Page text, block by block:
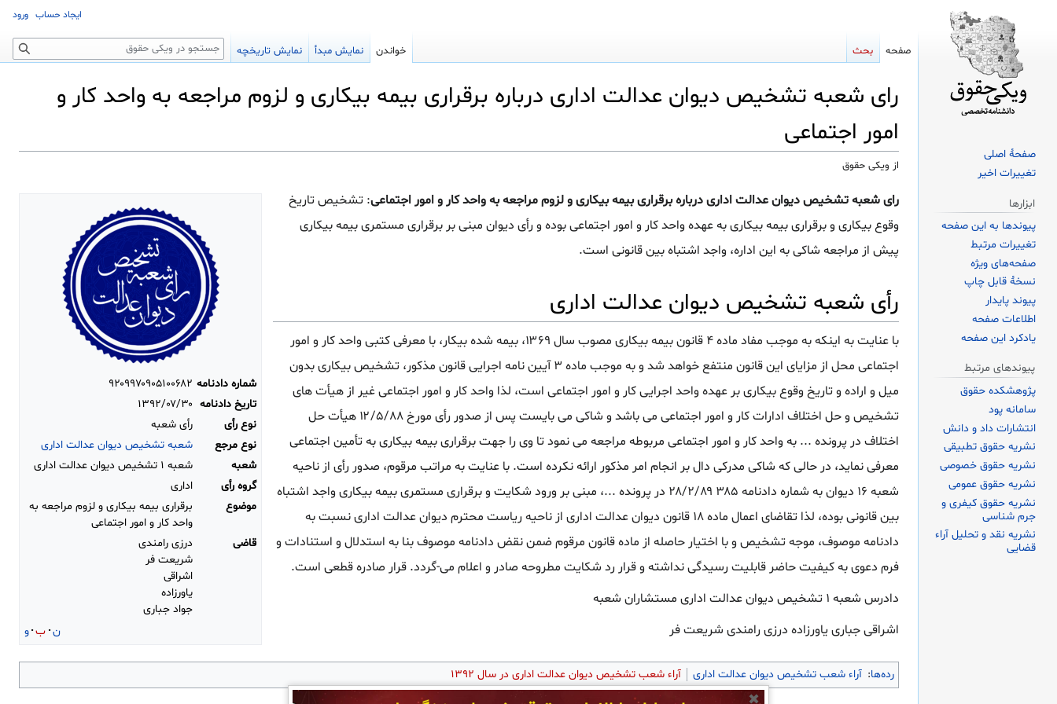
رای شعبه تشخیص دیوان عدالت اداری درباره برقراری بیمه بیکاری و لزوم مراجعه به واحد کار و
امور اجتماعی
از ویکی حقوق
پرش
ناوبری
پرش
جستجو
شماره دادنامه ۹۲۰۹۹۷۰۹۰۵۱۰۰۶۸۲
تاریخ دادنامه ۱۳۹۲/۰۷/۳۰
نوع رأی
رأی شعبه
نوع مرجع
شعبه تشخیص دیوان عدالت اداری
شعبه
شعبه ۱ تشخیص دیوان عدالت اداری
گروه رأی
اداری
موضوع
برقراری بیمه بیکاری و لزوم مراجعه به
واحد کار و امور اجتماعی
قاضی
درزی رامندی
شریعت فر
اشراقی
یاورزاده
جواد جباری
ن ب و
رای شعبه تشخیص دیوان عدالت اداری درباره برقراری بیمه بیکاری و لزوم مراجعه به واحد کار و امور اجتماعی: تشخیص تاریخ
وقوع بیکاری و برقراری بیمه بیکاری به عهده واحد کار و امور اجتماعی بوده و رأی دیوان مبنی بر برقراری مستمری بیمه بیکاری
پیش از مراجعه شاکی به این اداره، واجد اشتباه بین قانونی است.
رأی شعبه تشخیص دیوان عدالت اداری
با عنایت به اینکه به موجب مفاد ماده ۴ قانون بیمه بیکاری مصوب سال ۱۳۶۹، بیمه شده بیکار، با معرفی کتبی واحد کار و امور
اجتماعی محل از مزایای این قانون منتفع خواهد شد و به موجب ماده ۳ آیین نامه اجرایی قانون مذکور، تشخیص بیکاری بدون
میل و اراده و تاریخ وقوع بیکاری بر عهده واحد اجرایی کار و امور اجتماعی است، لذا واحد کار و امور اجتماعی غیر از هیأت های
تشخیص و حل اختلاف ادارات کار و امور اجتماعی می باشد و شاکی می بایست پس از صدور رأی مورخ ۱۲/۵/۸۸ هیأت حل
اختلاف در پرونده ... به واحد کار و امور اجتماعی مربوطه مراجعه می نمود تا وی را جهت برقراری بیمه بیکاری به تأمین اجتماعی
معرفی نماید، در حالی که شاکی مدرکی دال بر انجام امر مذکور ارائه نکرده است. با عنایت به مراتب مرقوم، صدور رأی از ناحیه
شعبه ۱۶ دیوان به شماره دادنامه ۳۸۵ ۲۸/۲/۸۹ در پرونده ...، مبنی بر ورود شکایت و برقراری مستمری بیمه بیکاری واجد اشتباه
بین قانونی بوده، لذا تقاضای اعمال ماده ۱۸ قانون دیوان عدالت اداری از ناحیه ریاست محترم دیوان عدالت اداری نسبت به
دادنامه موصوف، موجه تشخیص و با اختیار حاصله از ماده قانون مرقوم ضمن نقض دادنامه موصوف بنا به استدلال و استنادات و
فرم دعوی به کیفیت حاضر قابلیت رسیدگی نداشته و قرار رد شکایت مطروحه صادر و اعلام می-گردد. قرار صادره قطعی است.
دادرس شعبه ۱ تشخیص دیوان عدالت اداری مستشاران شعبه
اشراقی جباری یاورزاده درزی رامندی شریعت فر
رده‌ها: آراء شعب تشخیص دیوان عدالت اداری آراء شعب تشخیص دیوان عدالت اداری در سال ۱۳۹۲
ایجاد حساب ورود
صفحه بحث خواندن نمایش مبدأ نمایش تاریخچه جستجو
صفحهٔ اصلی
تغییرات اخیر
ابزارها
پیوندها به این صفحه
تغییرات مرتبط
صفحه‌های ویژه
نسخهٔ قابل چاپ
پیوند پایدار
اطلاعات صفحه
یادکرد این صفحه
پیوندهای مرتبط
پژوهشکده حقوق
سامانه پود
انتشارات داد و دانش
نشریه حقوق تطبیقی
نشریه حقوق خصوصی
نشریه حقوق عمومی
نشریه حقوق کیفری و
جرم شناسی
نشریه نقد و تحلیل آراء
قضایی